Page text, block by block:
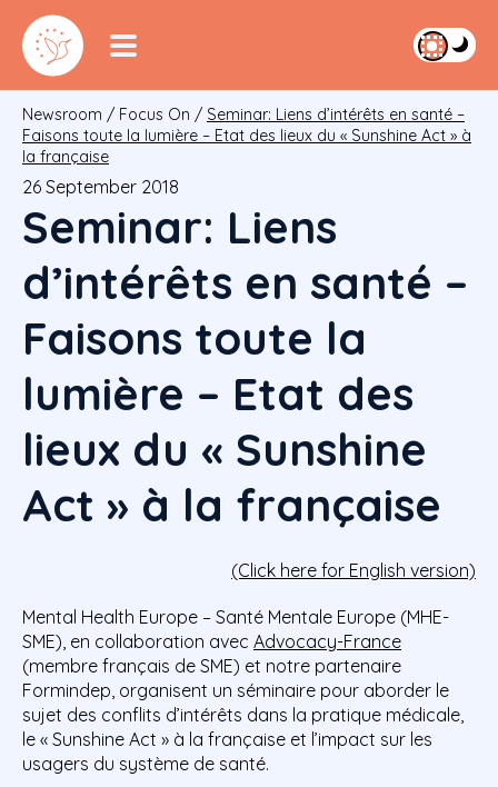
Newsroom / Focus On / Seminar: Liens d’intérêts en santé –
Faisons toute la lumière – Etat des lieux du « Sunshine Act » à
la française
26 September 2018
Seminar: Liens
d’intérêts en santé –
Faisons toute la
lumière – Etat des
lieux du « Sunshine
Act » à la française
(Click here for English version)
Mental Health Europe – Santé Mentale Europe (MHE-
SME), en collaboration avec Advocacy-France
(membre français de SME) et notre partenaire
Formindep, organisent un séminaire pour aborder le
sujet des conflits d’intérêts dans la pratique médicale,
le « Sunshine Act » à la française et l’impact sur les
usagers du système de santé.